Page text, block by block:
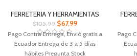
FERRETERIA Y HERRAMIENTAS
$105,99 $67,99
Pago Contra Entrega, Envió gratis a
Ecuador Entrega de 3 a 5 días
hábiles Pregunta Stock
Pago